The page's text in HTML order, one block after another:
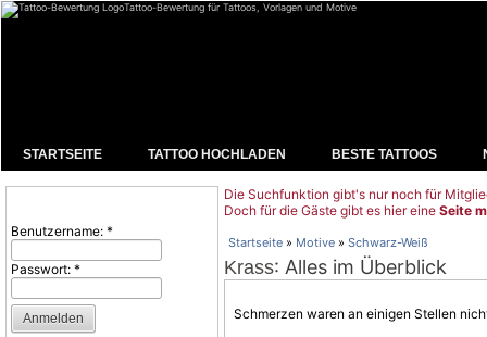
Tattoo-Bewertung für Tattoos, Vorlagen und Motive
STARTSEITE TATTOO HOCHLADEN BESTE TATTOOS
Benutzername: *
Passwort: *
Die Suchfunktion gibt's nur noch für
Doch für die Gäste gibt es hier eine Seite
Startseite » Motive » Schwarz-Weiß
Krass: Alles im Überblick
Schmerzen waren an einigen Stellen